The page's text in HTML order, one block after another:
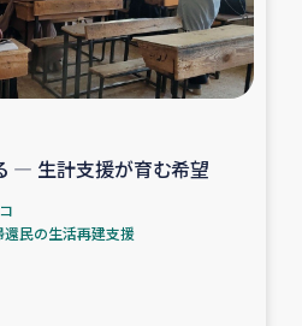
― 生計支援が育む希望
還民の生活再建支援